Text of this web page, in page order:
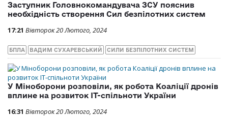
Заступник Головнокомандувача ЗСУ пояснив
необхідність створення Сил безпілотних систем
17:21 Вівторок 20 Лютого, 2024
БПЛА ВАДИМ СУХАРЕВСЬКИЙ СИЛИ БЕЗПІЛОТНИХ СИСТЕМ
У Міноборони розповіли, як робота Коаліції дронів
вплине на розвиток ІТ-спільноти України
16:31 Вівторок 20 Лютого, 2024